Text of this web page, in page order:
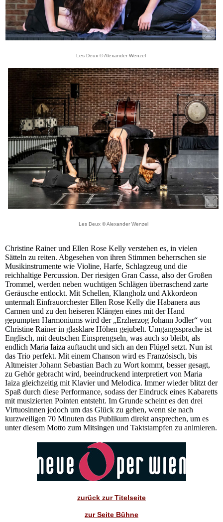
Les Deux © Alexander Wenzel
Les Deux © Alexander Wenzel
Christine Rainer und Ellen Rose Kelly verstehen es, in vielen
Sätteln zu reiten. Abgesehen von ihren Stimmen beherrschen sie
Musikinstrumente wie Violine, Harfe, Schlagzeug und die
reichhaltige Percussion. Der riesigen Gran Cassa, also der Großen
Trommel, werden neben wuchtigen Schlägen überraschend zarte
Geräusche entlockt. Mit Schellen, Klangholz und Akkordeon
untermalt Einfrauorchester Ellen Rose Kelly die Habanera aus
Carmen und zu den heiseren Klängen eines mit der Hand
gepumpten Harmoniums wird der „Erzherzog Johann Jodler“ von
Christine Rainer in glasklare Höhen gejubelt. Umgangssprache ist
Englisch, mit deutschen Einsprengseln, was auch so bleibt, als
endlich Maria Iaiza auftaucht und sich an den Flügel setzt. Nun ist
das Trio perfekt. Mit einem Chanson wird es Französisch, bis
Altmeister Johann Sebastian Bach zu Wort kommt, besser gesagt,
zu Gehör gebracht wird, beeindruckend interpretiert von Maria
Iaiza gleichzeitig mit Klavier und Melodica. Immer wieder blitzt der
Spaß durch diese Performance, sodass der Eindruck eines Kabaretts
mit musizierten Pointen entsteht. Im Grunde scheint es den drei
Virtuosinnen jedoch um das Glück zu gehen, wenn sie nach
kurzweiligen 70 Minuten das Publikum direkt ansprechen, um es
unter diesem Motto zum Mitsingen und Taktstampfen zu animieren.
zurück zur Titelseite
zur Seite Bühne